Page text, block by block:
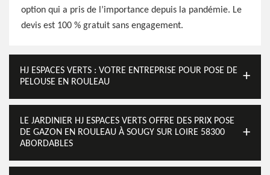
option qui a pris de l’importance depuis la pandémie. Le
devis est 100 % gratuit sans engagement.
HJ ESPACES VERTS : VOTRE ENTREPRISE POUR POSE DE
PELOUSE EN ROULEAU
LE JARDINIER HJ ESPACES VERTS OFFRE DES PRIX POSE
DE GAZON EN ROULEAU À SOUGY SUR LOIRE 58300
ABORDABLES